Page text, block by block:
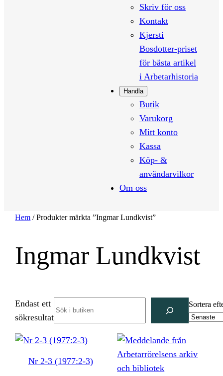
Skriv för oss
Kontakt
Kjersti
Bosdotter-priset
för bästa artikel
i Arbetarhistoria
Handla
Butik
Varukorg
Mitt konto
Kassa
Köp- &
användarvilkor
Om oss
Hem / Produkter märkta ”Ingmar Lundkvist”
Ingmar Lundkvist
Endast ett
sökresultat
Sortera
Nr 2-3 (1977:2-3)